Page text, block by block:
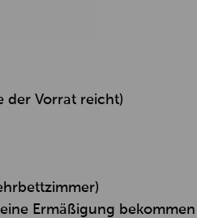
der Vorrat reicht)
Ermäßigung bekommen